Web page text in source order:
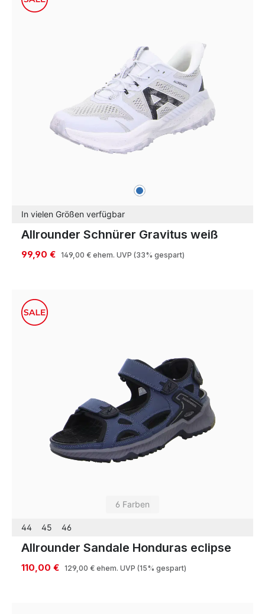
blau
In vielen Größen verfügbar
Allrounder Schnürer Gravitus weiß
99,90 € 149,00 € ehem. UVP (33% gespart)
6 Farben
44 45 46
Allrounder Sandale Honduras eclipse
110,00 € 129,00 € ehem. UVP (15% gespart)